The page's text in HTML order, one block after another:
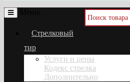
Стрелковый
тир
Услуги и цены
Кодекс стрелка
Дополнительно